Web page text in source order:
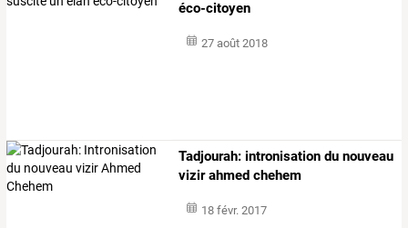
éco-citoyen
27 août 2018
Tadjourah: intronisation du nouveau
vizir ahmed chehem
18 févr. 2017